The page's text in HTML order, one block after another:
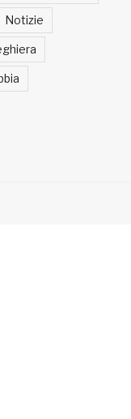
Notizie